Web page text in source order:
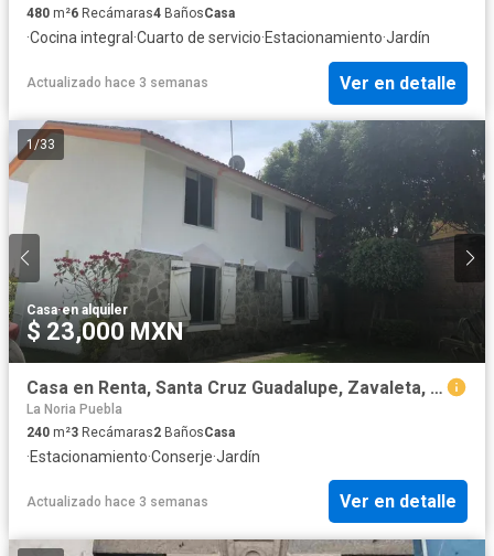
480 m²6 Recámaras4 BañosCasa
·Cocina integral ·Cuarto de servicio·Estacionamiento·Jardín
Actualizado hace 3 semanas Ver en detalle
1 /33
Casa·en alquiler
$ 23,000 MXN
Casa en Renta, Santa Cruz Guadalupe, Zavaleta, Recta a Cholula
La Noria Puebla
240 m²3 Recámaras2 BañosCasa
·Estacionamiento·Conserje·Jardín
Actualizado hace 3 semanas Ver en detalle